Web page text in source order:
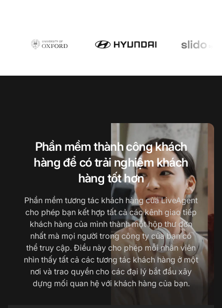
Phần mềm thành công khách
hàng để có trải nghiệm khách
hàng tốt hơn
Phần mềm tương tác khách hàng của LiveAgent
cho phép bạn kết hợp tất cả các kênh giao tiếp
khách hàng của mình thành một hộp thư đơn
nhất mà mọi người trong công ty của bạn có
thể truy cập. Điều này cho phép mỗi nhân viên
nhìn thấy tất cả các tương tác khách hàng ở một
nơi và trao quyền cho các đại lý bắt đầu xây
dựng mối quan hệ với khách hàng của bạn.